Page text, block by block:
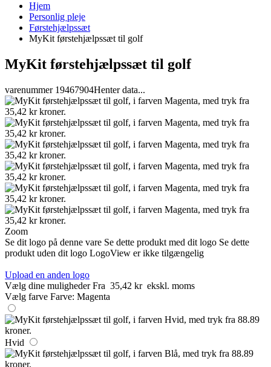
Hjem
Personlig pleje
Førstehjælpssæt
MyKit førstehjælpssæt til golf
MyKit førstehjælpssæt til golf
varenummer 19467904Henter data...
Zoom
Se dit logo på denne vare Se dette produkt med dit logo Se dette
produkt uden dit logo LogoView er ikke tilgængelig
Upload en anden logo
Vælg dine muligheder Fra 35,42 kr ekskl. moms
Vælg farve Farve: Magenta
Hvid